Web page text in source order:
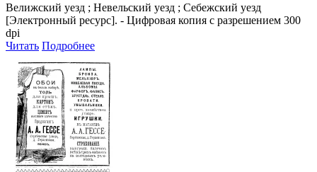
Велижский уезд ; Невельский уезд ; Себежский уезд
[Электронный ресурс]. - Цифровая копия с разрешением 300
dpi
Читать Подробнее